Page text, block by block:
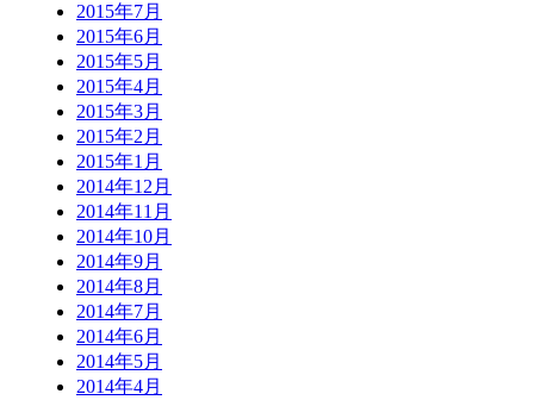
2015年7月
2015年6月
2015年5月
2015年4月
2015年3月
2015年2月
2015年1月
2014年12月
2014年11月
2014年10月
2014年9月
2014年8月
2014年7月
2014年6月
2014年5月
2014年4月